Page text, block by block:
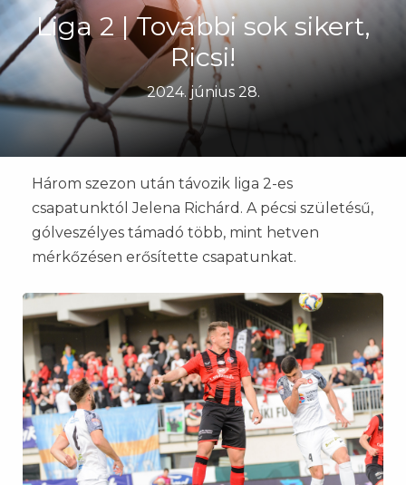
Liga 2 | További sok sikert,
Ricsi!
2024. június 28.
Három szezon után távozik liga 2-es
csapatunktól Jelena Richárd. A pécsi születésű,
gólveszélyes támadó több, mint hetven
mérkőzésen erősítette csapatunkat.